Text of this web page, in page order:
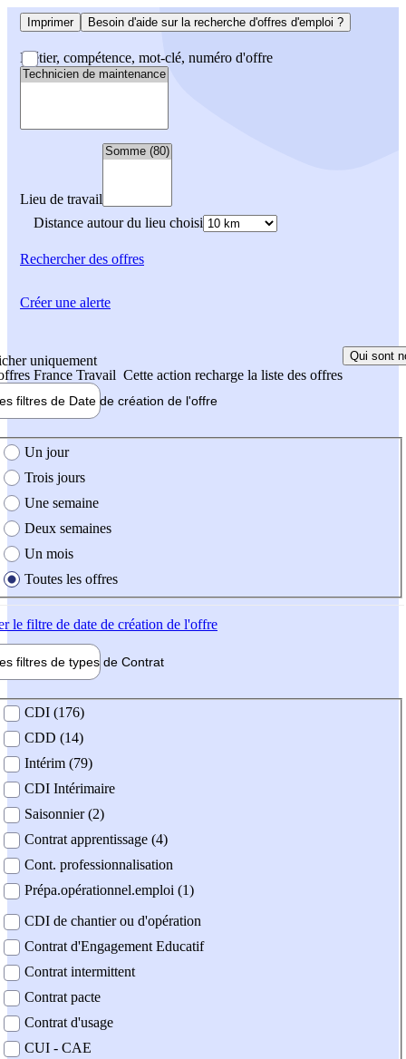
Imprimer Besoin d'aide sur la recherche d'offres d'emploi ?
Métier, compétence, mot-clé, numéro d'offre
Lieu de travail
Distance autour du lieu choisi
Rechercherdes offres
uniquement
France Travail Cette action recharge la liste des offres
Qui sont
filtres de Date de création de l'offre
création de l'offre
Un jour
Trois jours
Une semaine
Deux semaines
Un mois
Toutes les offres
le filtre de date de création de l'offre
filtres de types de Contrat
contrat
CDI (176)
CDD (14)
Intérim (79)
CDI Intérimaire
Saisonnier (2)
Contrat apprentissage (4)
Cont. professionnalisation
Prépa.opérationnel.emploi (1)
CDI de chantier ou d'opération
Contrat d'Engagement Educatif
Contrat intermittent
Contrat pacte
Contrat d'usage
CUI - CAE
Créer une alerte